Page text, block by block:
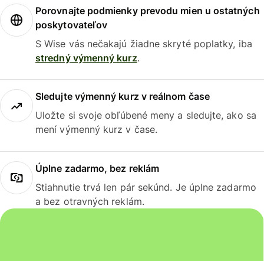
Porovnajte podmienky prevodu mien u ostatných
poskytovateľov
S Wise vás nečakajú žiadne skryté poplatky, iba
stredný výmenný kurz.
Sledujte výmenný kurz v reálnom čase
Uložte si svoje obľúbené meny a sledujte, ako sa
mení výmenný kurz v čase.
Úplne zadarmo, bez reklám
Stiahnutie trvá len pár sekúnd. Je úplne zadarmo
a bez otravných reklám.